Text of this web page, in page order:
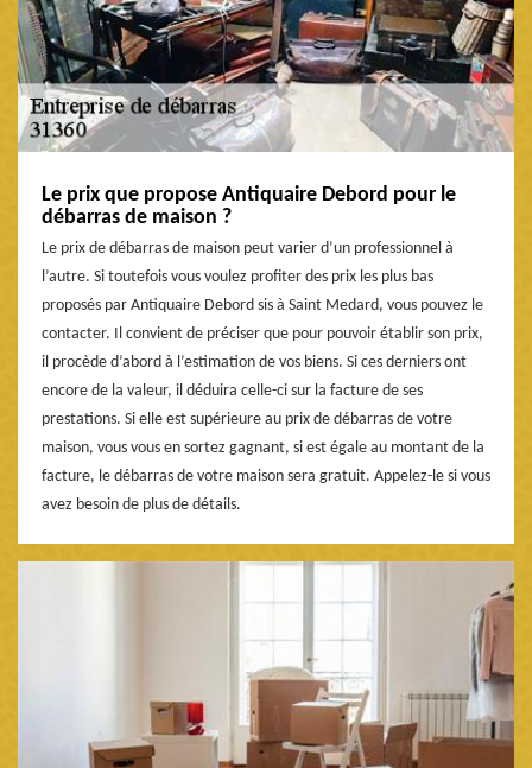
Le prix que propose Antiquaire Debord pour le
débarras de maison ?
Le prix de débarras de maison peut varier d’un professionnel à
l’autre. Si toutefois vous voulez profiter des prix les plus bas
proposés par Antiquaire Debord sis à Saint Medard, vous pouvez le
contacter. Il convient de préciser que pour pouvoir établir son prix,
il procède d’abord à l’estimation de vos biens. Si ces derniers ont
encore de la valeur, il déduira celle-ci sur la facture de ses
prestations. Si elle est supérieure au prix de débarras de votre
maison, vous vous en sortez gagnant, si est égale au montant de la
facture, le débarras de votre maison sera gratuit. Appelez-le si vous
avez besoin de plus de détails.